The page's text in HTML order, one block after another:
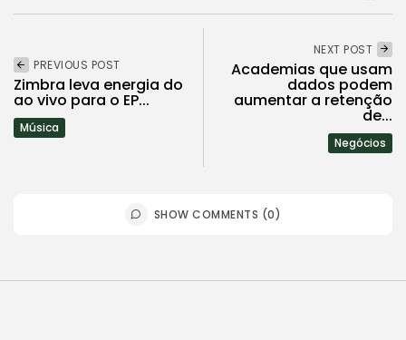
PREVIOUS POST
Zimbra leva energia do
ao vivo para o EP...
Música
NEXT POST
Academias que usam
dados podem
aumentar a retenção
de...
Negócios
SHOW COMMENTS (0)